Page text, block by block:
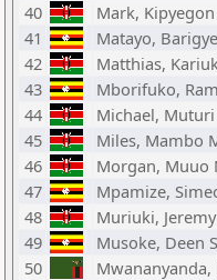
40
Mark,
41
Matayo, Barigye
42
Matthias,
43
Mborifuko,
44
Michael,
45
Miles, Mambo
46
Morgan, Muuo
47
Mpamize,
48
Muriuki,
49
Musoke, Deen
50